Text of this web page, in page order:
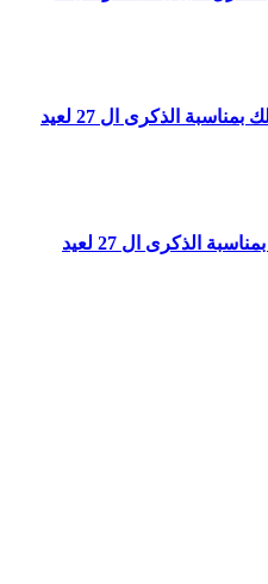
وسيمة أشرنان تهنئ جلالة الملك بمناسبة الذكرى ال 27 لعيد
وردة الناجي تهنئ جلالة الملك بمناسبة الذكرى ال 27 لعيد